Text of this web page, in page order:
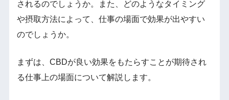
されるのでしょうか。また、どのようなタイミング
や摂取方法によって、仕事の場面で効果が出やすい
のでしょうか。
まずは、CBDが良い効果をもたらすことが期待され
る仕事上の場面について解説します。